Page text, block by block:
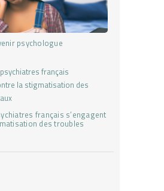
psychologue
français s’engagent
des troubles